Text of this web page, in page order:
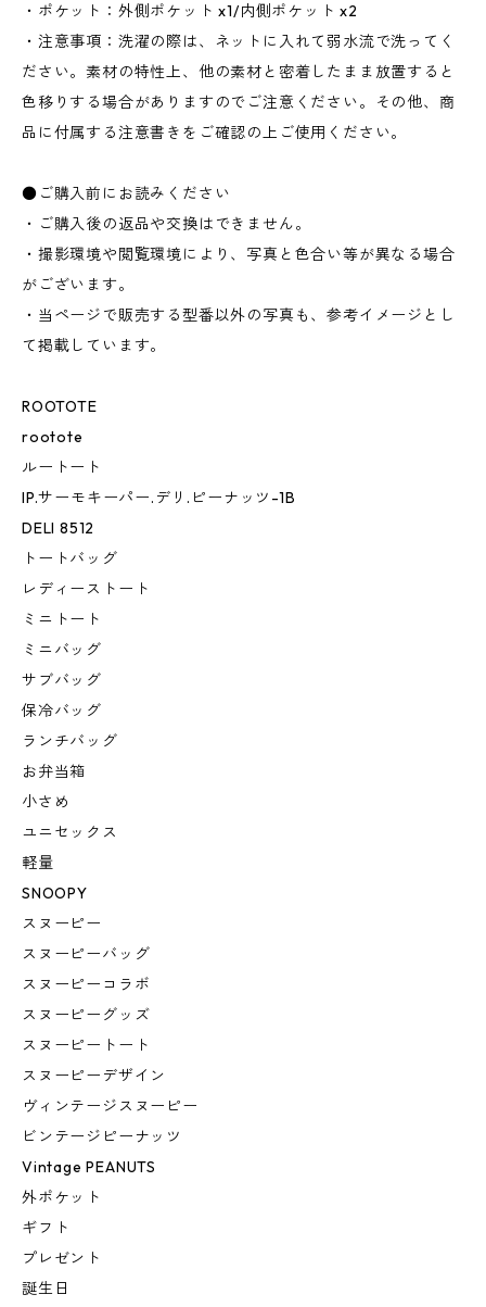
・ポケット：外側ポケット x1/内側ポケット x2
・注意事項：洗濯の際は、ネットに入れて弱水流で洗ってく
ださい。素材の特性上、他の素材と密着したまま放置すると
色移りする場合がありますのでご注意ください。その他、商
品に付属する注意書きをご確認の上ご使用ください。
●ご購入前にお読みください
・ご購入後の返品や交換はできません。
・撮影環境や閲覧環境により、写真と色合い等が異なる場合
がございます。
・当ページで販売する型番以外の写真も、参考イメージとし
て掲載しています。
ROOTOTE
rootote
ルートート
IP.サーモキーパー.デリ.ピーナッツ-1B
DELI 8512
トートバッグ
レディーストート
ミニトート
ミニバッグ
サブバッグ
保冷バッグ
ランチバッグ
お弁当箱
小さめ
ユニセックス
軽量
SNOOPY
スヌーピー
スヌーピーバッグ
スヌーピーコラボ
スヌーピーグッズ
スヌーピートート
スヌーピーデザイン
ヴィンテージスヌーピー
ビンテージピーナッツ
Vintage PEANUTS
外ポケット
ギフト
プレゼント
誕生日